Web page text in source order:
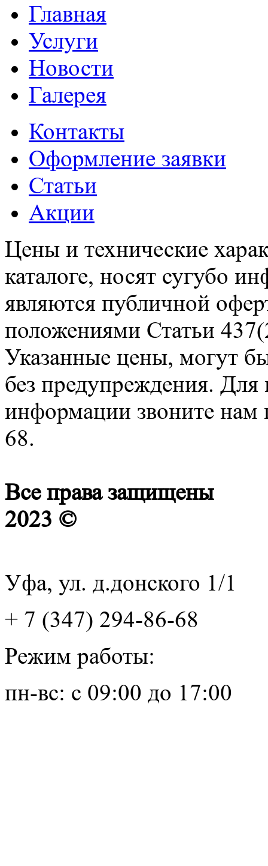
Главная
Услуги
Новости
Галерея
Контакты
Оформление заявки
Статьи
Акции
Цены и технические
каталоге, носят сугубо
являются публичной
положениями Статьи
Указанные цены, могут
без предупреждения.
информации звоните
68.
Все права защищены
2023 ©
Уфа, ул. д.донского 1/1
+ 7 (347) 294-86-68
Режим работы:
пн-вс: с 09:00 до 17:00